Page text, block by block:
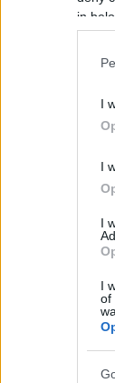
in
I
I
I
I
of